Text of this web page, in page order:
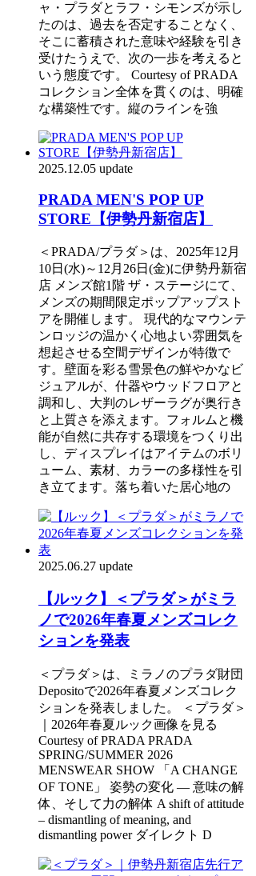
ャ・プラダとラフ・シモンズが示し
たのは、過去を否定することなく、
そこに蓄積された意味や経験を引き
受けたうえで、次の一歩を考えると
いう態度です。 Courtesy of PRADA
コレクション全体を貫くのは、明確
な構築性です。縦のラインを強
2025.12.05 update
PRADA MEN'S POP UP
STORE【伊勢丹新宿店】
＜PRADA/プラダ＞は、2025年12月
10日(水)～12月26日(金)に伊勢丹新宿
店 メンズ館1階 ザ・ステージにて、
メンズの期間限定ポップアップスト
アを開催します。 現代的なマウンテ
ンロッジの温かく心地よい雰囲気を
想起させる空間デザインが特徴で
す。壁面を彩る雪景色の鮮やかなビ
ジュアルが、什器やウッドフロアと
調和し、大判のレザーラグが奥行き
と上質さを添えます。フォルムと機
能が自然に共存する環境をつくり出
し、ディスプレイはアイテムのボリ
ューム、素材、カラーの多様性を引
き立てます。落ち着いた居心地の
2025.06.27 update
【ルック】＜プラダ＞がミラ
ノで2026年春夏メンズコレク
ションを発表
＜プラダ＞は、ミラノのプラダ財団
Depositoで2026年春夏メンズコレク
ションを発表しました。 ＜プラダ＞
｜2026年春夏ルック画像を見る
Courtesy of PRADA PRADA
SPRING/SUMMER 2026
MENSWEAR SHOW 「A CHANGE
OF TONE」 姿勢の変化 ― 意味の解
体、そして力の解体 A shift of attitude
– dismantling of meaning, and
dismantling power ダイレクト D